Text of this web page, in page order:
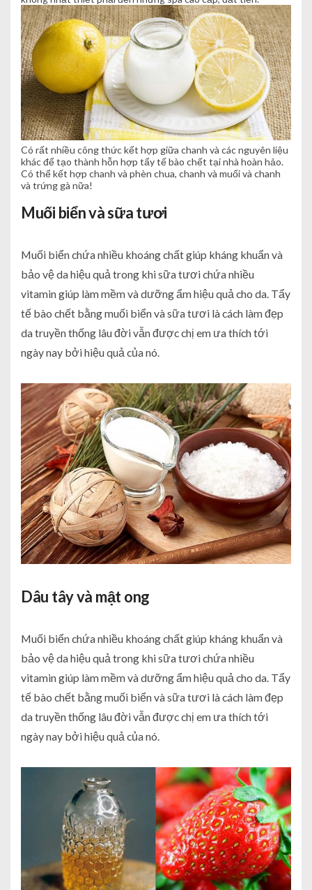
Có rất nhiều công thức kết hợp giữa chanh và các nguyên liệu
khác để tạo thành hỗn hợp tẩy tế bào chết tại nhà hoàn hảo.
Có thể kết hợp chanh và phèn chua, chanh và muối và chanh
và trứng gà nữa!
Muối biển và sữa tươi
Muối biển chứa nhiều khoáng chất giúp kháng khuẩn và
bảo vệ da hiệu quả trong khi sữa tươi chứa nhiều
vitamin giúp làm mềm và dưỡng ẩm hiệu quả cho da. Tẩy
tế bào chết bằng muối biển và sữa tươi là cách làm đẹp
da truyền thống lâu đời vẫn được chị em ưa thích tới
ngày nay bởi hiệu quả của nó.
Dâu tây và mật ong
Muối biển chứa nhiều khoáng chất giúp kháng khuẩn và
bảo vệ da hiệu quả trong khi sữa tươi chứa nhiều
vitamin giúp làm mềm và dưỡng ẩm hiệu quả cho da. Tẩy
tế bào chết bằng muối biển và sữa tươi là cách làm đẹp
da truyền thống lâu đời vẫn được chị em ưa thích tới
ngày nay bởi hiệu quả của nó.